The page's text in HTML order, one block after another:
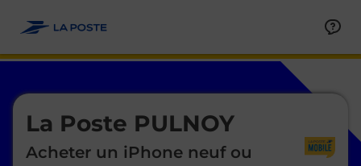
La Poste PULNOY
Acheter un iPhone neuf ou
Le lien s'ouvre dans un nouvel onglet